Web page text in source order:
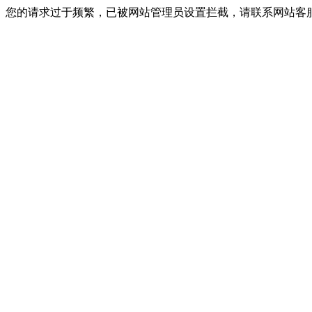
您的请求过于频繁，已被网站管理员设置拦截，请联系网站客